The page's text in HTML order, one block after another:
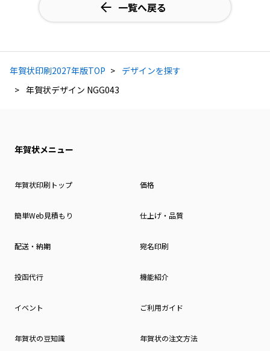
一覧へ戻る
年賀状印刷2027年版TOP
デザインを探す
年賀状デザイン NGG043
年賀状メニュー
年賀状印刷トップ 価格
簡単Web見積もり 仕上げ・品質
配送・納期 宛名印刷
投函代行 機能紹介
イベント ご利用ガイド
年賀状の豆知識 年賀状の注文方法